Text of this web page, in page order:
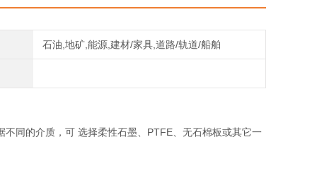
石油,地矿,能源,建材/家具,道路/轨道/船舶
同的介质，可 选择柔性石墨、PTFE、无石棉板或其它一